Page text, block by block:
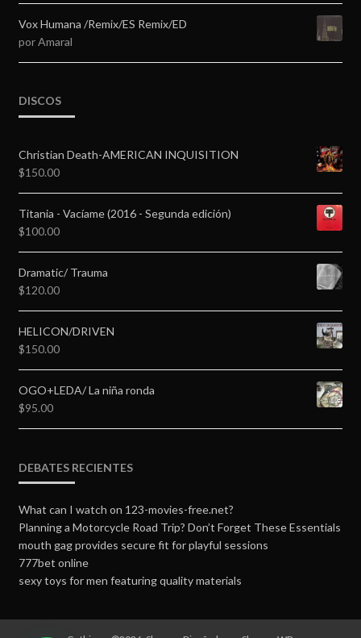
Vox Humana /Remix/ES Remix/ED
por Amaral
DISCOS
Christian Death-AMERICAN INQUISITION
$150.00
Titania - Vacíame (2016 - Segunda edición)
$100.00
Dramatic/ Trauma
$120.00
HELICON/DRIVEN
$150.00
OGO+LEDA/ La niña ronda
$95.00
DEBATES RECIENTES
What can I watch on 123-movies-free.net?
Planning a Motorcycle Road Trip? Don’t Forget These Essentials
mouth gag provides secure fit for playful sessions
777bet online
sexy toys for men featuring quality materials